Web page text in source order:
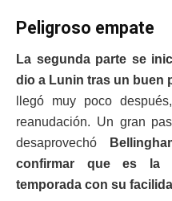
Peligroso empate
La segunda parte se
dio a Lunin tras un buen
llegó muy poco
reanudación. Un gran
desaprovechó
confirmar que es la
temporada con su